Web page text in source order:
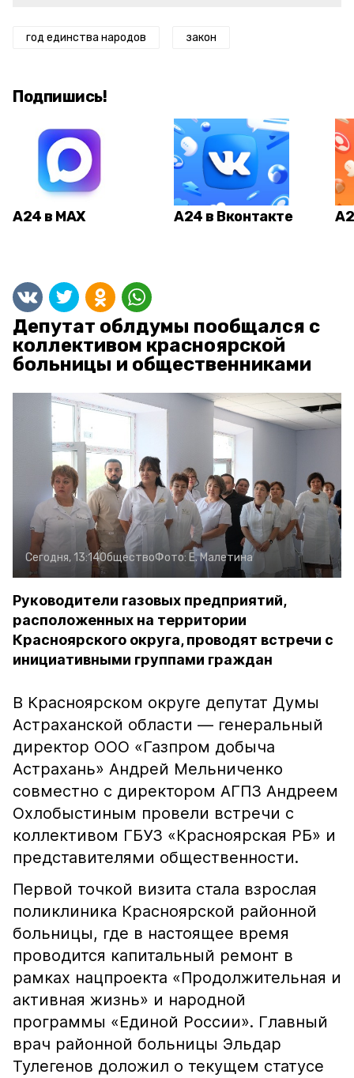
год единства народов закон
Подпишись!
А24 в MAX А24 в Вконтакте
Депутат облдумы пообщался с
коллективом красноярской
больницы и общественниками
Сегодня, 13:14ОбществоФото: Е. Малетина
Руководители газовых предприятий,
расположенных на территории
Красноярского округа, проводят встречи с
инициативными группами граждан
В Красноярском округе депутат Думы
Астраханской области — генеральный
директор ООО «Газпром добыча
Астрахань» Андрей Мельниченко
совместно с директором АГПЗ Андреем
Охлобыстиным провели встречи с
коллективом ГБУЗ «Красноярская РБ» и
представителями общественности.
Первой точкой визита стала взрослая
поликлиника Красноярской районной
больницы, где в настоящее время
проводится капитальный ремонт в
рамках нацпроекта «Продолжительная и
активная жизнь» и народной
программы «Единой России». Главный
врач районной больницы Эльдар
Тулегенов доложил о текущем статусе